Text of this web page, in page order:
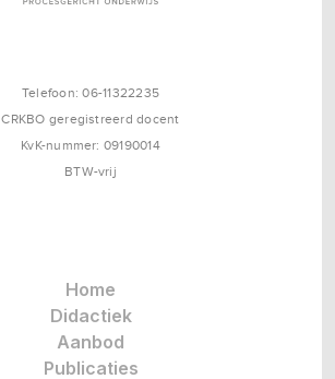
Telefoon: 06-11322235
CRKBO geregistreerd docent
KvK-nummer: 09190014
BTW-vrij
Home
Didactiek
Aanbod
Publicaties